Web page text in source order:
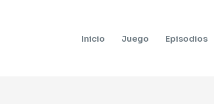
Inicio Juego Episodios